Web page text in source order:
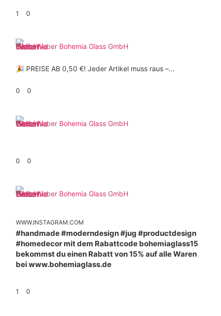
1 0
Weber Bohemia Glass GmbH
🎉 PREISE AB 0,50 €! Jeder Artikel muss raus –...
0 0
Weber Bohemia Glass GmbH
0 0
Weber Bohemia Glass GmbH
WWW.INSTAGRAM.COM
#handmade #moderndesign #jug #productdesign
#homedecor mit dem Rabattcode bohemiaglass15
bekommst du einen Rabatt von 15% auf alle Waren
bei www.bohemiaglass.de
1 0